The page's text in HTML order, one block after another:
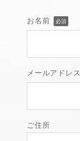
お名前 必須
メールアドレス
ご住所